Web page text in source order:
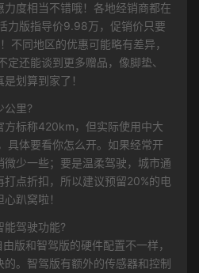
力度相当不错哦！各地经销商都在
力版指导价9.98万，促销价只要
不同地区的优惠可能略有差异，
定还能谈到更多赠品，像脚垫、
划算到家了！
公里?
方标称420km，但实际使用中大
体要看你怎么开。如果经常开
微少一些；要是温柔驾驶，城市通
点折扣，所以建议预留20%的电
趴窝啦！
能驾驶功能?
版和智驾版的硬件配置不一样，
。智驾版有额外的传感器和控制